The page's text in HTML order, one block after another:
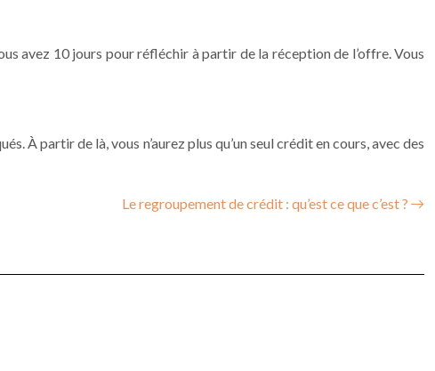
avez 10 jours pour réfléchir à partir de la réception de l’offre. Vous
À partir de là, vous n’aurez plus qu’un seul crédit en cours, avec des
Le regroupement de crédit : qu’est ce que c’est ?